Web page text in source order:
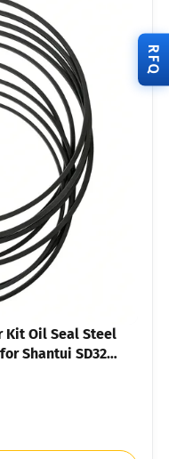
Kit Oil Seal Steel
Shantui SD32
RFQ